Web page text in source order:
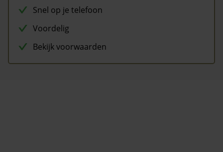
Snel op je telefoon
Voordelig
Bekijk voorwaarden